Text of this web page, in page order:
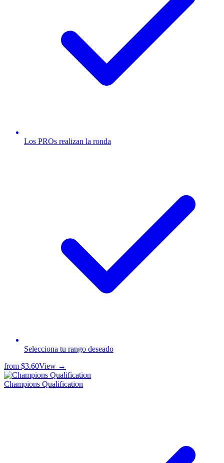
Los PROs realizan la ronda
Selecciona tu rango deseado
from $3.60View →
Champions Qualification